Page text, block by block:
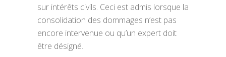
sur intérêts civils. Ceci est admis lorsque la
consolidation des dommages n’est pas
encore intervenue ou qu’un expert doit
être désigné.